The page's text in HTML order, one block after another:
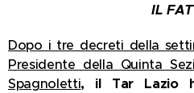
IL
Dopo i tre decreti della
Presidente della Quinta
Spagnoletti, il Tar Lazio